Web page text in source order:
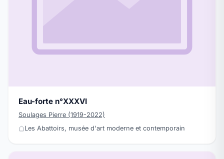
Eau-forte n°XXXVI
Soulages Pierre (1919-2022)
Les Abattoirs, musée d'art moderne et contemporain